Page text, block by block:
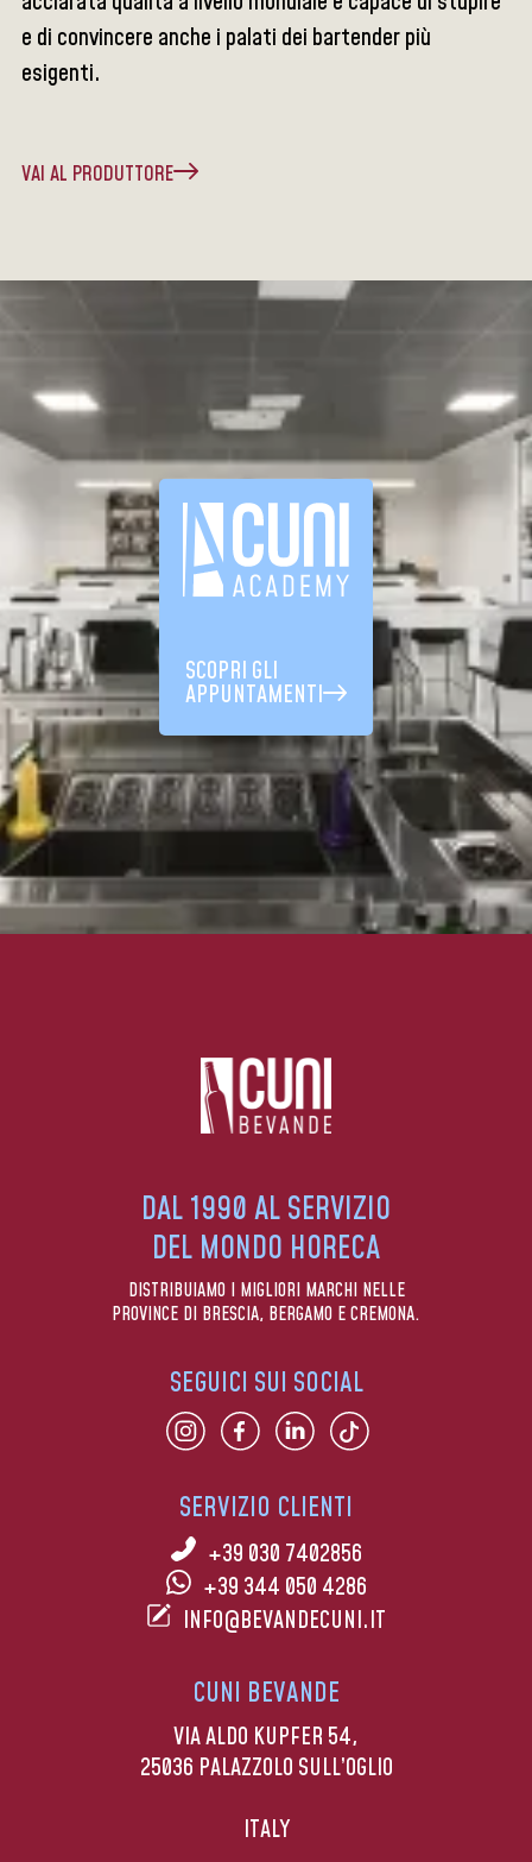
e di convincere anche i palati dei bartender più
esigenti.
VAI AL PRODUTTORE
SCOPRI GLI
APPUNTAMENTI
DAL 1990 AL SERVIZIO
DEL MONDO HORECA
DISTRIBUIAMO I MIGLIORI MARCHI NELLE
PROVINCE DI BRESCIA, BERGAMO E CREMONA.
SERVIZIO CLIENTI
+39 030 7402856
+39 344 050 4286
INFO@BEVANDECUNI.IT
CUNI BEVANDE
VIA ALDO KUPFER 54,
25036 PALAZZOLO SULL’OGLIO
ITALY
SEGUICI SUI SOCIAL